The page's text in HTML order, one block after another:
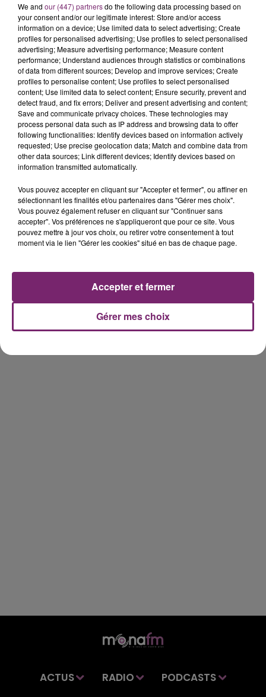
La Bulle - Guinguette éphémère
de Frelinghien !
éclipse solaire du 12 Août 2026
158 pompiers de la région sont
ACTUS RADIO PODCASTS
We and our (447) partnersdo the following data processing based on
your consent and/or our legitimate interest: Store and/or access
information on a device; Use limited data to select advertising; Create
profiles for personalised advertising; Use profiles to select personalised
advertising; Measure advertising performance; Measure content
performance; Understand audiences through statistics or combinations
of data from different sources; Develop and improve services; Create
profiles to personalise content; Use profiles to select personalised
content; Use limited data to select content; Ensure security, prevent and
detect fraud, and fix errors; Deliver and present advertising and content;
Save and communicate privacy choices. These technologies may
process personal data such as IP address and browsing data to offer
following functionalities: Identify devices based on information actively
requested; Use precise geolocation data; Match and combine data from
other data sources; Link different devices; Identify devices based on
information transmitted automatically.
Vous pouvez accepter en cliquant sur "Accepter et fermer", ou affiner en
sélectionnant les finalités et/ou partenaires dans "Gérer mes choix".
Vous pouvez également refuser en cliquant sur "Continuer sans
accepter". Vos préférences ne s'appliqueront que pour ce site. Vous
pouvez mettre à jour vos choix, ou retirer votre consentement à tout
moment via le lien "Gérer les cookies" situé en bas de chaque page.
Gérer mes choix
Accepter et fermer